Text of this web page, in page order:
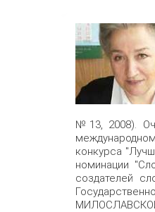
№13, 2008).
конкурса
номинации
создателей